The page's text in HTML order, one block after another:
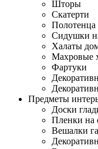
Шторы
Скатерти
Полотенца
Сидушки
Халаты
Махровые
Фартуки
Предметы
Доски
Пленки на
Вешалки